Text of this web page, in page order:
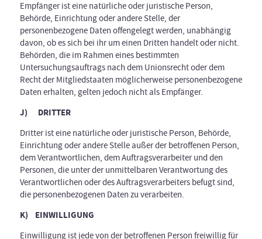
Empfänger ist eine natürliche oder juristische Person,
Behörde, Einrichtung oder andere Stelle, der
personenbezogene Daten offengelegt werden, unabhängig
davon, ob es sich bei ihr um einen Dritten handelt oder nicht.
Behörden, die im Rahmen eines bestimmten
Untersuchungsauftrags nach dem Unionsrecht oder dem
Recht der Mitgliedstaaten möglicherweise personenbezogene
Daten erhalten, gelten jedoch nicht als Empfänger.
J) DRITTER
Dritter ist eine natürliche oder juristische Person, Behörde,
Einrichtung oder andere Stelle außer der betroffenen Person,
dem Verantwortlichen, dem Auftragsverarbeiter und den
Personen, die unter der unmittelbaren Verantwortung des
Verantwortlichen oder des Auftragsverarbeiters befugt sind,
die personenbezogenen Daten zu verarbeiten.
K) EINWILLIGUNG
Einwilligung ist jede von der betroffenen Person freiwillig für